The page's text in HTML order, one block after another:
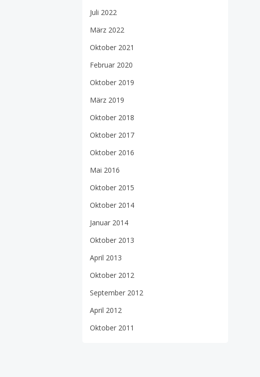
Juli 2022
März 2022
Oktober 2021
Februar 2020
Oktober 2019
März 2019
Oktober 2018
Oktober 2017
Oktober 2016
Mai 2016
Oktober 2015
Oktober 2014
Januar 2014
Oktober 2013
April 2013
Oktober 2012
September 2012
April 2012
Oktober 2011